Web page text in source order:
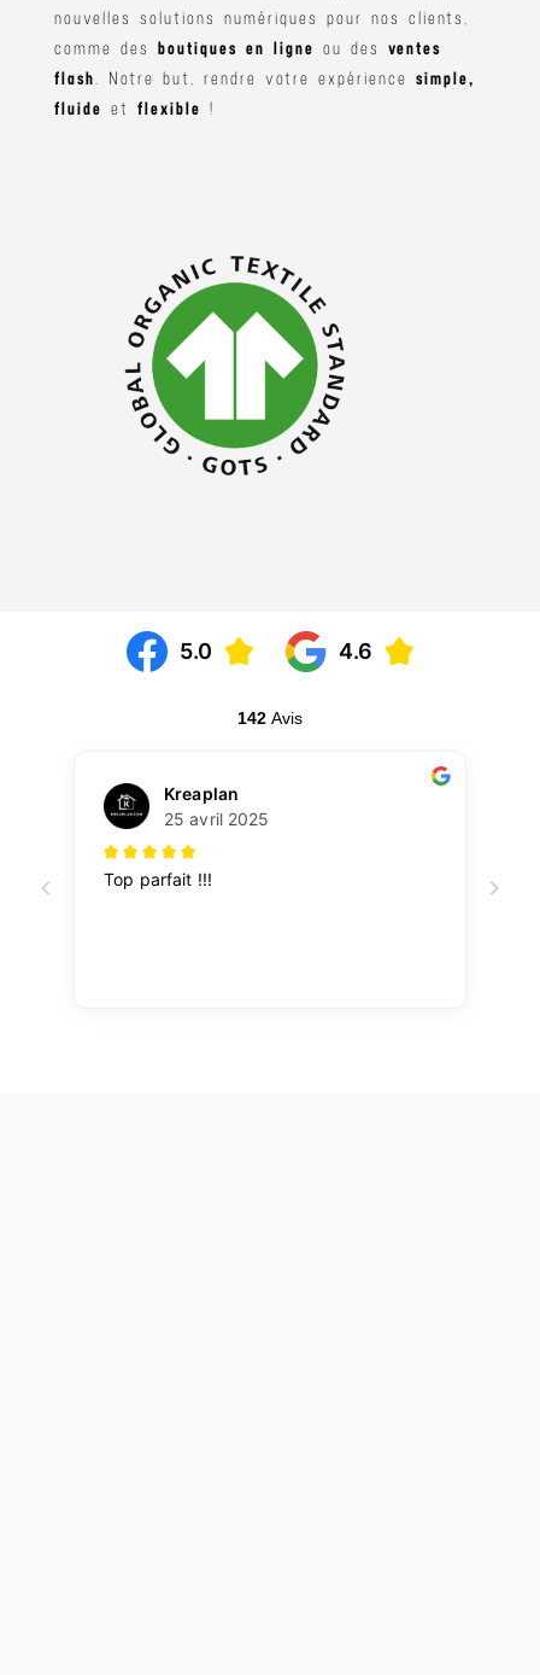
nouvelles solutions numériques pour nos clients,
comme des boutiques en ligne ou des ventes
flash . Notre but, rendre votre expérience simple,
fluide et flexible !